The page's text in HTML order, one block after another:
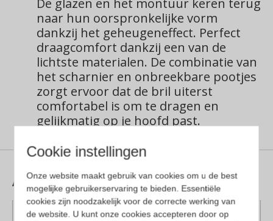
De glazen en het montuur keren terug
naar hun oorspronkelijke vorm
dankzij het geheugeneffect. Perfect
draagcomfort dankzij een van de
lichtste materialen. De combinatie van
het scharnier en onbreekbare pootjes
zorgt ervoor dat de bril uiterst
comfortabel is om te dragen en
gelijkmatig op je hoofd past.
Aanvullende informatie
Kleur montuur
Blauw, Transparant
Cookie instellingen
Onze website maakt gebruik van cookies om u de best
mogelijke gebruikerservaring te bieden. Essentiële
cookies zijn noodzakelijk voor de correcte werking van
de website. U kunt onze cookies accepteren door op